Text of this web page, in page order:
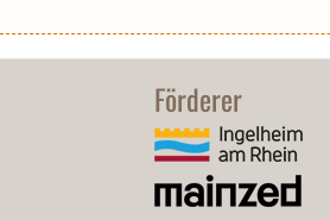
Förderer